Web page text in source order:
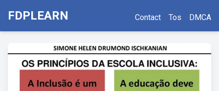
FDPLEARN Contact Tos DMCA